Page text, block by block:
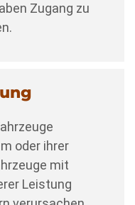
Zugang zu
oder ihrer
mit
Leistung